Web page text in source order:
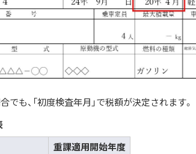
も、「初度検査年月」で税額が決定されます。
重課適用開始年度